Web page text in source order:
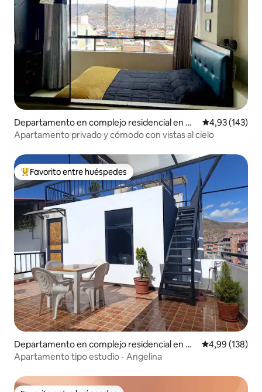
Departamento en complejo residencial en Cu
zco
Calificación
4,93 (143)
Apartamento privado y cómodo con vistas al cielo
Favorito entre los huéspedes más destacados
Favorito entre huéspedes
Departamento en complejo residencial en Cu
zco
Calificación
4,99 (138)
Apartamento tipo estudio - Angelina